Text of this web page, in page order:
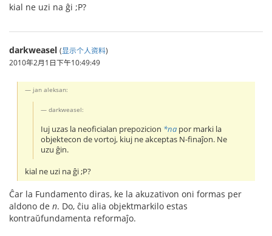
kial ne uzi na ĝi ;P?
darkweasel (显示个人资料)
2010年2月1日下午10:49:49
jan aleksan:
darkweasel:
Iuj uzas la neoficialan prepozicion *na por marki la
objektecon de vortoj, kiuj ne akceptas N-finaĵon. Ne
uzu ĝin.
kial ne uzi na ĝi ;P?
Ĉar la Fundamento diras, ke la akuzativon oni formas per
aldono de n. Do, ĉiu alia objektmarkilo estas
kontraŭfundamenta reformaĵo.